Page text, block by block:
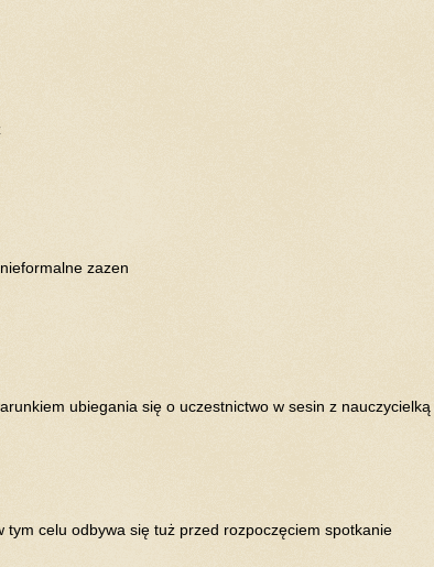
zazen
ubiegania się o uczestnictwo w sesin z nauczycielką
tym celu odbywa się tuż przed rozpoczęciem spotkanie